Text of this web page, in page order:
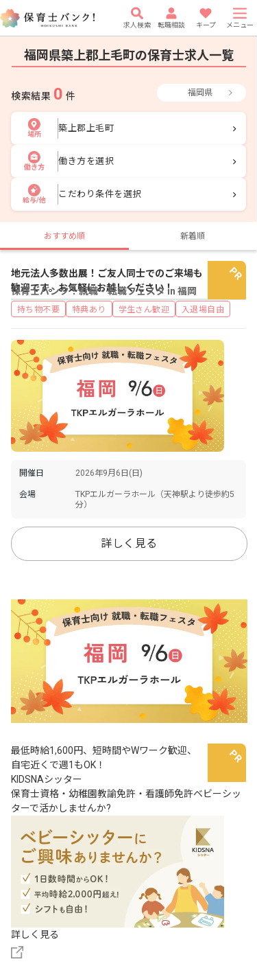
求人検索 転職相談 キープ メニュー
福岡県築上郡上毛町の保育士求人一覧
検索結果 0 件 福岡県
場所
築上郡上毛町
働き方
働き方を選択
給与/他
こだわり条件を選択
おすすめ順 新着順
保育士バンク！就職・転職フェスタ in 福岡
地元法人多数出展！ご友人同士でのご来場も
歓迎です。お気軽にお越しください！
持ち物不要 特典あり 学生さん歓迎 入退場自由
開催日 2026年9月6日(日)
会場
TKPエルガーラホール（天神駅より徒歩約5
分）
詳しく見る
最低時給1,600円、短時間やWワーク歓迎、
自宅近くで週1もOK！
KIDSNAシッター
保育士資格・幼稚園教諭免許・看護師免許ベビーシッ
ターで活かしませんか?
詳しく見る